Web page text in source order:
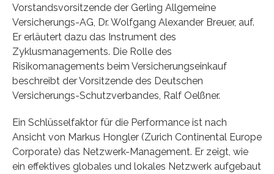
Vorstandsvorsitzende der Gerling Allgemeine
Versicherungs-AG, Dr. Wolfgang Alexander Breuer, auf.
Er erläutert dazu das Instrument des
Zyklusmanagements. Die Rolle des
Risikomanagements beim Versicherungseinkauf
beschreibt der Vorsitzende des Deutschen
Versicherungs-Schutzverbandes, Ralf Oelßner.
Ein Schlüsselfaktor für die Performance ist nach
Ansicht von Markus Hongler (Zurich Continental Europe
Corporate) das Netzwerk-Management. Er zeigt, wie
ein effektives globales und lokales Netzwerk aufgebaut